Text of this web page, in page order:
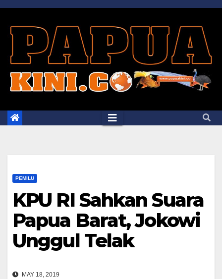
Skip
content
PEMILU
KPU RI Sahkan Suara
Papua Barat, Jokowi
Unggul Telak
MAY 18, 2019